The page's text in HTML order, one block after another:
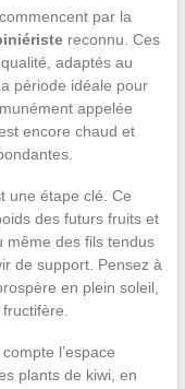
commencent par la
reconnu. Ces
adaptés au
période idéale pour
appelée
encore chaud et
une étape clé. Ce
des futurs fruits et
même des fils tendus
de support. Pensez à
en plein soleil,
l’espace
plants de kiwi, en